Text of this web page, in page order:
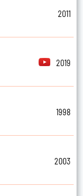
2011
2019
1998
2003